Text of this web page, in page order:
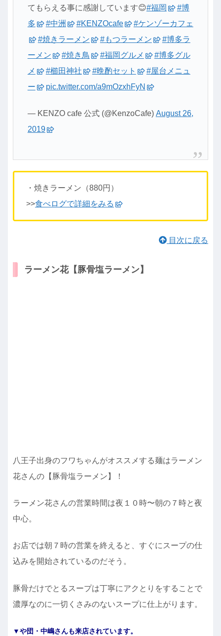
てもらえる事に感謝しています😊#福岡
#博
多
#中洲 #KENZOcafe
#ケンゾーカフェ
#焼きラーメン
#もつラーメン
#博多ラ
ーメン
#焼き鳥 #福岡グルメ
#博多グル
メ
#櫛田神社 #晩酌セット
#屋台メニュ
ー
pic.twitter.com/a9mOzxhFyN
— KENZO cafe 公式 (@KenzoCafe) August 26,
2019
・焼きラーメン（880円）
>>食べログで詳細をみる
目次に戻る
ラーメン花【豚骨塩ラーメン】
八王子出身のフワちゃんがオススメする麺はラーメン
花さんの【豚骨塩ラーメン】！
ラーメン花さんの営業時間は夜１０時〜朝の７時と夜
中心。
お店では朝７時の営業を終えると、すぐにスープの仕
込みを開始されているのだそう。
豚骨だけでとるスープは丁寧にアクとりをすることで
濃厚なのに一切くさみのないスープに仕上がります。
▼や団・中嶋さんも来店されています。